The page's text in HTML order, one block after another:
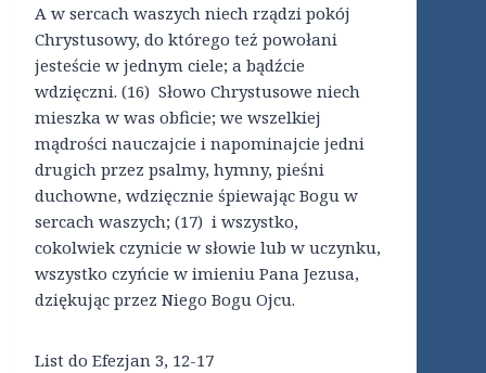
A w sercach waszych niech rządzi pokój
Chrystusowy, do którego też powołani
jesteście w jednym ciele; a bądźcie
wdzięczni. (16) Słowo Chrystusowe niech
mieszka w was obficie; we wszelkiej
mądrości nauczajcie i napominajcie jedni
drugich przez psalmy, hymny, pieśni
duchowne, wdzięcznie śpiewając Bogu w
sercach waszych; (17) i wszystko,
cokolwiek czynicie w słowie lub w uczynku,
wszystko czyńcie w imieniu Pana Jezusa,
dziękując przez Niego Bogu Ojcu.
List do Efezjan 3, 12-17